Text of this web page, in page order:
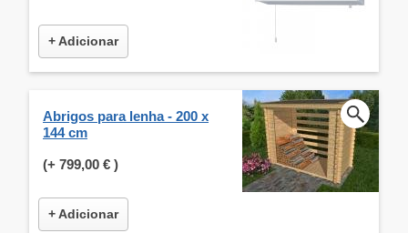
+ Adicionar
Abrigos para lenha - 200 x
144 cm
(+ 799,00 € )
+ Adicionar